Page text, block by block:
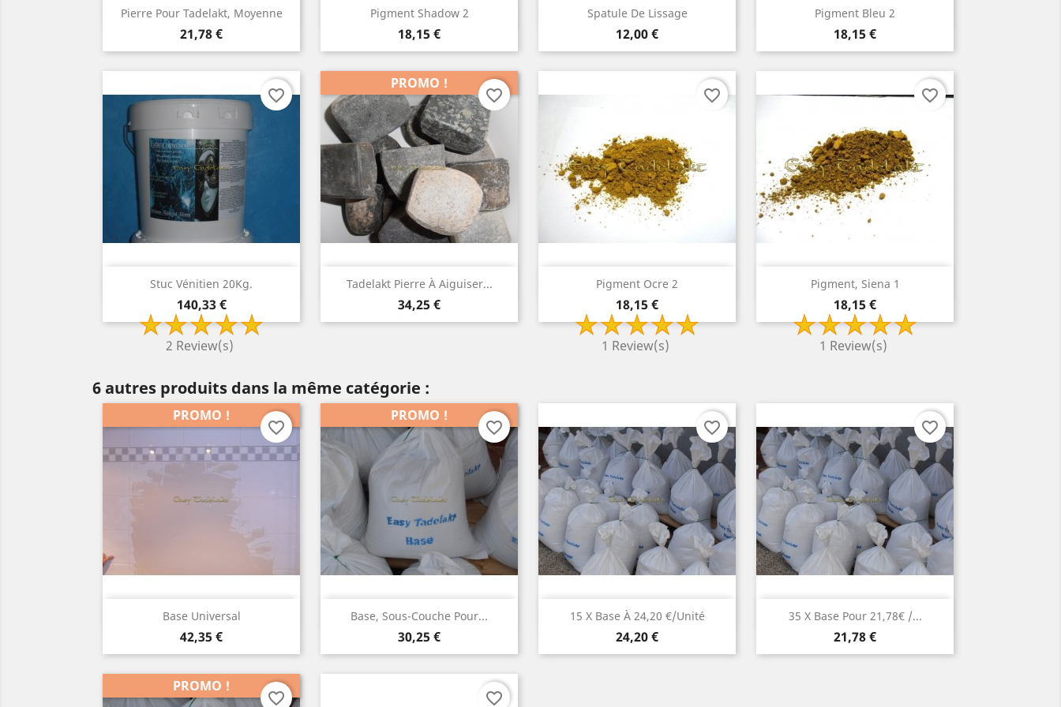
Pierre Pour Tadelakt, Moyenne
Prix
21,78 €
Aperçu rapide Pigment Shadow 2
Prix
18,15 €
Aperçu rapide Spatule De Lissage
Prix
12,00 €
Aperçu rapide Pigment Bleu 2
Prix
18,15 €
Aperçu rapide
Stuc Vénitien 20Kg.
Prix
140,33 €
2 Review(s)
Aperçu rapide
favorite_border
Tadelakt Pierre À Aiguiser...
Prix
34,25 €
PROMO !
Aperçu rapide
favorite_border
Pigment Ocre 2
Prix
18,15 €
1 Review(s)
Aperçu rapide
favorite_border
Pigment, Siena 1
Prix
18,15 €
1 Review(s)
Aperçu rapide
favorite_border
6 autres produits dans la même catégorie :
Base Universal
Prix
42,35 €
PROMO !
Aperçu rapide
favorite_border
Base, Sous-Couche Pour...
Prix
30,25 €
PROMO !
Aperçu rapide
favorite_border
15 X Base À 24,20 €/unité
Prix
24,20 €
Aperçu rapide
favorite_border
35 X Base Pour 21,78€ /...
Prix
21,78 €
Aperçu rapide
favorite_border
PROMO !
favorite_border favorite_border